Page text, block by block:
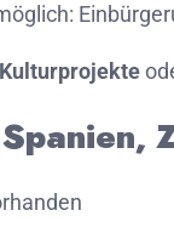
Kulturprojekte
Spanien,